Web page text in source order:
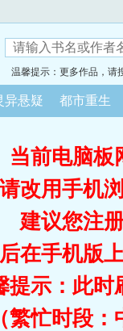
温馨提示：更多作品，请
异悬疑 都市重生
当前电脑
请改用手机
建议您注
在手机版
提示：此
（繁忙时段